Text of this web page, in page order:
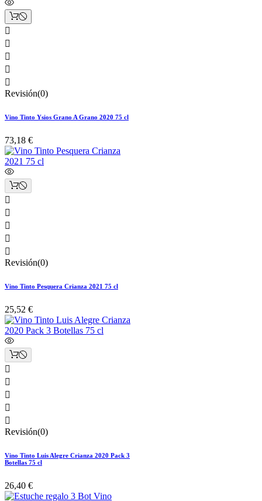





Revisión(0)
Vino Tinto Ysios Grano A Grano 2020 75 cl
73,18 €





Revisión(0)
Vino Tinto Pesquera Crianza 2021 75 cl
25,52 €





Revisión(0)
Vino Tinto Luis Alegre Crianza 2020 Pack 3
Botellas 75 cl
26,40 €